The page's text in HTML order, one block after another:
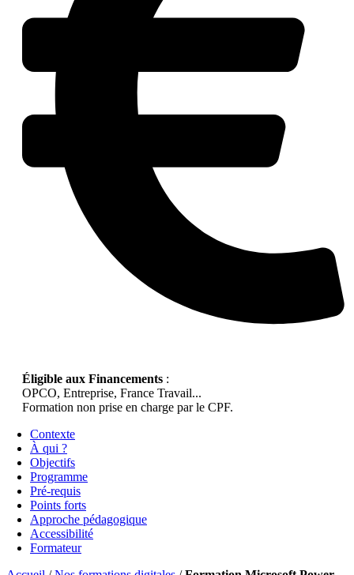
Éligible aux Financements :
OPCO, Entreprise, France Travail...
Formation non prise en charge par le CPF.
Contexte
À qui ?
Objectifs
Programme
Pré-requis
Points forts
Approche pédagogique
Accessibilité
Formateur